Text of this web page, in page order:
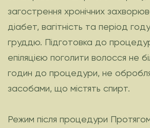
загострення хронічних
діабет, вагітність та період
груддю. Підготовка до
епіляцією поголити волосся не
годин до процедури, не
засобами, що містять спирт.
Режим після процедури Протягом